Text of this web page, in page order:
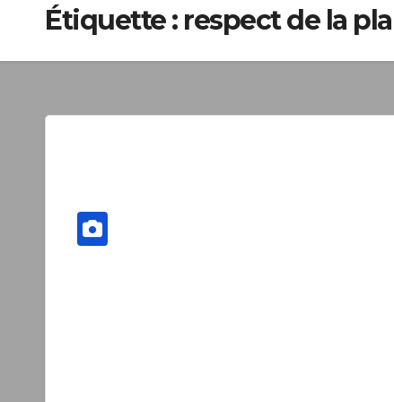
Étiquette : respect de la